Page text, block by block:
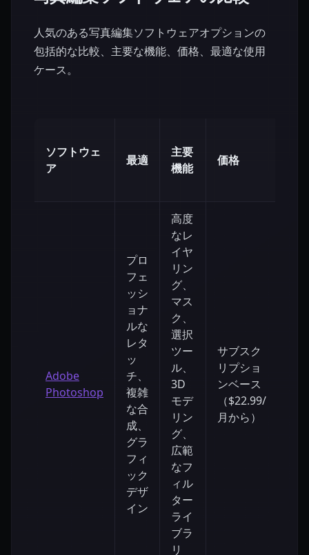
人気のある写真編集ソフトウェアオプションの
包括的な比較、主要な機能、価格、最適な使用
ケース。
ソフトウェ
ア
最適
主要
機能
価格
Adobe
Photoshop
プロ
フェ
ッシ
ョナ
ルな
レタ
ッ
チ、
複雑
な合
成、
グラ
フィ
ック
デザ
イン
高度
なレ
イヤ
リン
グ、
マス
ク、
選択
ツー
ル、
3D
モデ
リン
グ、
広範
なフ
ィル
ター
ライ
ブラ
リ
サブスク
リプショ
ンベース
（$22.99/
月から）